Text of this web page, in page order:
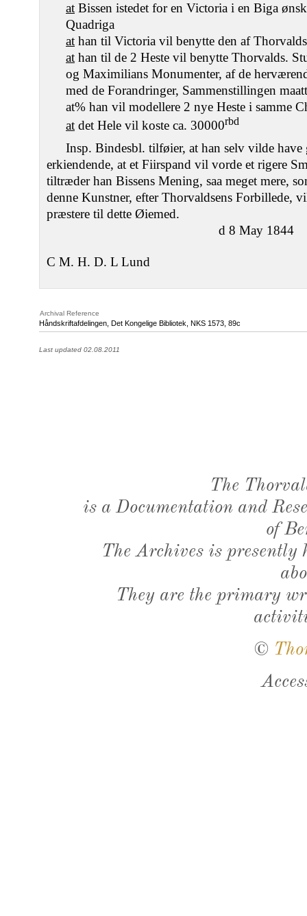
at Bissen istedet for en Victoria i en Biga
Quadriga
at han til Victoria vil benytte den af
at han til de 2 Heste vil benytte Thorvalds.
og Maximilians Monumenter, af de
med de Forandringer, Sammenstillingen
at% han vil modellere 2 nye Heste i samme
at det Hele vil koste ca. 30000rbd
Insp. Bindesbl. tilføier, at han selv vilde
erkiendende, at et Fiirspand vil vorde et rigere
tiltræder han Bissens Mening, saa meget mere,
denne Kunstner, efter Thorvaldsens Forbillede,
præstere til dette Øiemed.
d 8 May 1844
C M. H. D. L Lund
Archival Reference
Håndskriftafdelingen, Det Kongelige Bibliotek, NKS 1573 , 89c
Last updated 02.08.2011
The
is a Documentation and
of
The Archives is presently
They are the primary
©